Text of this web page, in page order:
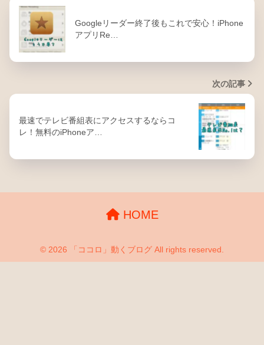
Googleリーダー終了後もこれで安心！iPhone
アプリRe…
次の記事
最速でテレビ番組表にアクセスするならコ
レ！無料のiPhoneア…
HOME
© 2026 「ココロ」動くブログ All rights reserved.